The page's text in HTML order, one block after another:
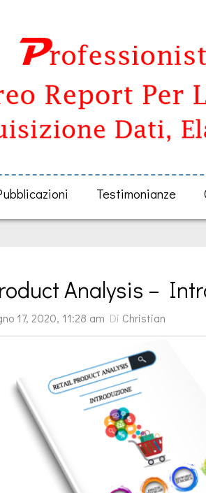
Testimonianze
Analysis –
17, 2020, 11:28 am Di Christian